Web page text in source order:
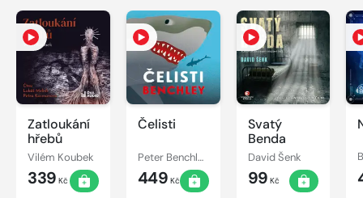
Zatloukání
hřebů
Vilém Koubek
339 Kč
Čelisti
Peter Benchley
449 Kč
Svatý
Benda
David Šenk
99 Kč